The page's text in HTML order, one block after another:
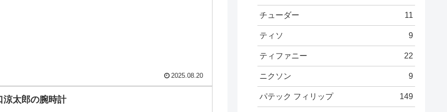
2025.08.20
涼太郎の腕時計
チューダー 11
ティソ 9
ティファニー 22
ニクソン 9
パテック フィリップ 149